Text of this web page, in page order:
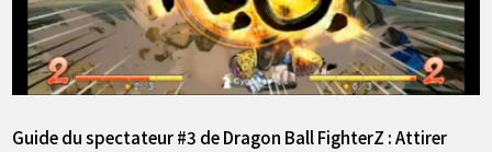
Guide du spectateur #3 de Dragon Ball FighterZ : Attirer